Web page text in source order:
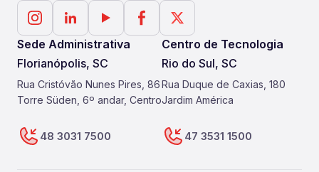
Sede Administrativa
Florianópolis, SC
Rua Cristóvão Nunes Pires, 86
Torre Süden, 6º andar, Centro
48 3031 7500
Centro de Tecnologia
Rio do Sul, SC
Rua Duque de Caxias, 180
Jardim América
47 3531 1500